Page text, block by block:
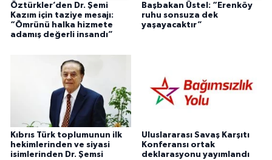
Öztürkler’den Dr. Şemi
Kazım için taziye mesajı:
“Ömrünü halka hizmete
adamış değerli insandı”
Başbakan Üstel: “Erenköy
ruhu sonsuza dek
yaşayacaktır”
Kıbrıs Türk toplumunun ilk
hekimlerinden ve siyasi
isimlerinden Dr. Şemsi
Uluslararası Savaş Karşıtı
Konferansı ortak
deklarasyonu yayımlandı